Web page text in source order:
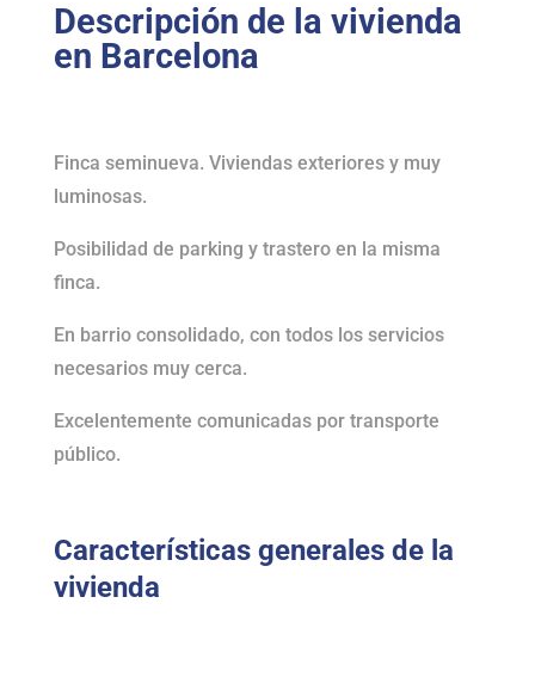
Descripción de la vivienda
en Barcelona
Finca seminueva. Viviendas exteriores y muy
luminosas.
Posibilidad de parking y trastero en la misma
finca.
En barrio consolidado, con todos los servicios
necesarios muy cerca.
Excelentemente comunicadas por transporte
público.
Características generales de la
vivienda